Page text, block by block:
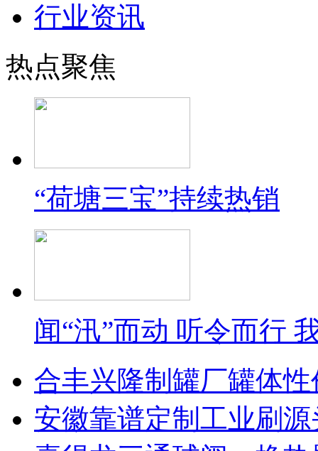
行业资讯
热点聚焦
“荷塘三宝”持续热销
闻“汛”而动 听令而行
合丰兴隆制罐厂罐体
安徽靠谱定制工业刷